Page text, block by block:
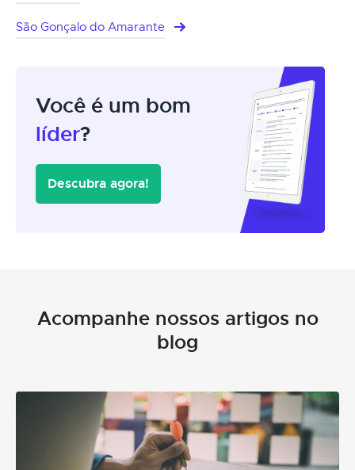
São Gonçalo do Amarante
Você é um bom
líder?
Descubra agora!
Acompanhe nossos artigos no
blog